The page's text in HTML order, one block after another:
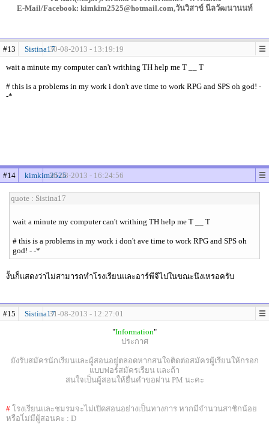
E-Mail/Facebook: kimkim2525@hotmail.com,วันวิสาข์ นีลวัฒนานนท์
#13 Sistina1730-08-2013 - 13:19:19
wait a minute my computer can't writhing TH help me T __ T
# this is a problems in my work i don't ave time to work RPG and SPS oh god! -
-*
#14 kimkim252530-08-2013 - 16:24:56
quote : Sistina17
wait a minute my computer can't writhing TH help me T __ T
# this is a problems in my work i don't ave time to work RPG and SPS oh
god! - -*
งั้นก็แสดงว่าไม่สามารถทำโรงเรียนและอาร์พีจีไปในขณะนึงเหรอครับ
#15 Sistina1731-08-2013 - 12:27:01
"Information"
ประกาศ
ยังรับสมัครนักเรียนและผู้สอนอยู่ตลอดหากสนใจติดต่อสมัครผู้เรียนให้กรอก
แบบฟอร์สมัครเรียน และถ้า
สนใจเป็นผู้สอนให้ยื่นคำขอผ่าน PM นะคะ
# โรงเรียนและชมรมจะไม่เปิดสอนอย่างเป็นทางการ หากมีจำนวนสาชิกน้อย
หรือไ่ม่มีผู้สอนคะ : D